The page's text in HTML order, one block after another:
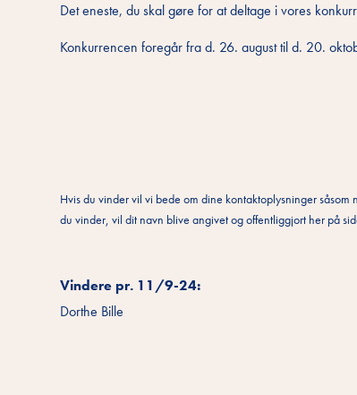
Det eneste, du skal gøre for at deltage i vores
Konkurrencen foregår fra d. 26. august til d. 20.
Hvis du vinder vil vi bede om dine kontaktoplysninger
du vinder, vil dit navn blive angivet og offentliggjort her på
Vindere pr. 11/9-24:
Dorthe Bille